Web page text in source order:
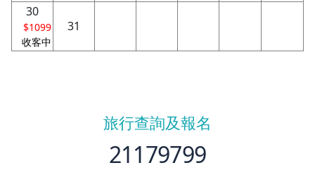
30
$1099
收客中
31
旅行查詢及報名
21179799